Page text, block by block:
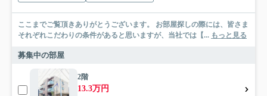
ここまでご覧頂きありがとうございます。 お部屋探しの際には、皆さま
それぞれこだわりの条件があると思いますが、当社では【... もっと見る
募集中の部屋
2階
13.3万円